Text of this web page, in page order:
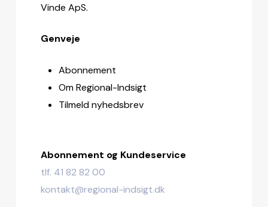
Vinde ApS.
Genveje
Abonnement
Om Regional-Indsigt
Tilmeld nyhedsbrev
Abonnement og Kundeservice
tlf. 41 82 82 00
kontakt@regional-indsigt.dk